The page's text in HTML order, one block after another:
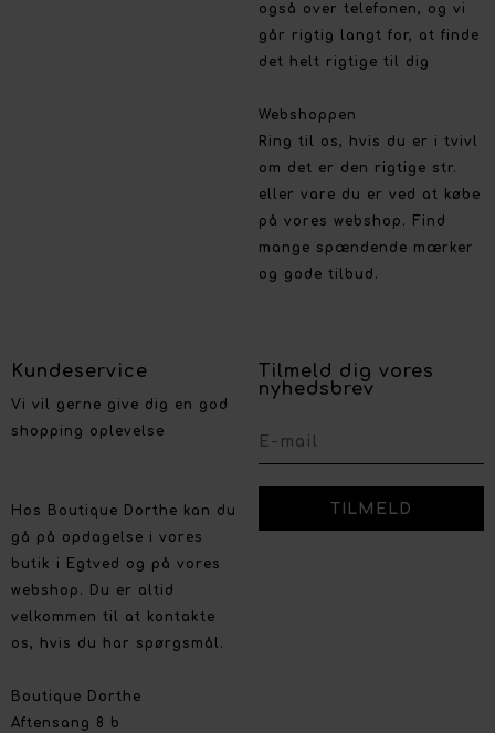
også over telefonen, og vi
går rigtig langt for, at finde
det helt rigtige til dig
Webshoppen
Ring til os, hvis du er i tvivl
om det er den rigtige str.
eller vare du er ved at købe
på vores webshop. Find
mange spændende mærker
og gode tilbud.
Kundeservice
Vi vil gerne give dig en god
shopping oplevelse
Hos Boutique Dorthe kan du
gå på opdagelse i vores
butik i Egtved og på vores
webshop. Du er altid
velkommen til at kontakte
os, hvis du har spørgsmål.
Boutique Dorthe
Aftensang 8 b
Tilmeld dig vores
nyhedsbrev